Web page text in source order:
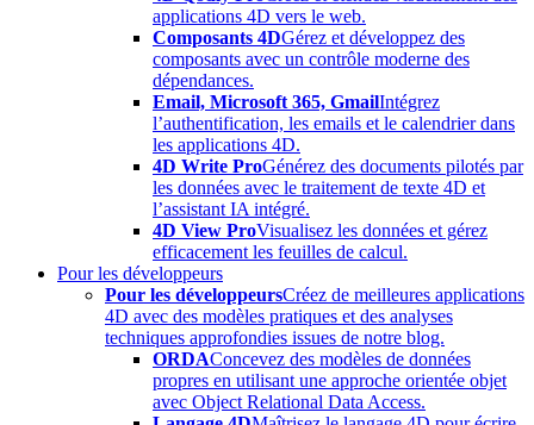
applications 4D vers le web.
Composants 4DGérez et développez des
composants avec un contrôle moderne des
dépendances.
Email, Microsoft 365, GmailIntégrez
l’authentification, les emails et le calendrier dans
les applications 4D.
4D Write ProGénérez des documents pilotés par
les données avec le traitement de texte 4D et
l’assistant IA intégré.
4D View ProVisualisez les données et gérez
efficacement les feuilles de calcul.
Pour les développeurs
Pour les développeursCréez de meilleures applications
4D avec des modèles pratiques et des analyses
techniques approfondies issues de notre blog.
ORDAConcevez des modèles de données
propres en utilisant une approche orientée objet
avec Object Relational Data Access.